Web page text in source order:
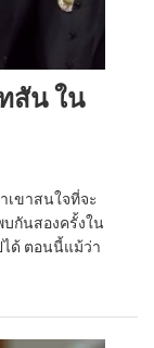
สัน ใน
เขาสนใจที่จะ
กันสองครั้งใน
ได้ ตอนนี้แม้ว่า